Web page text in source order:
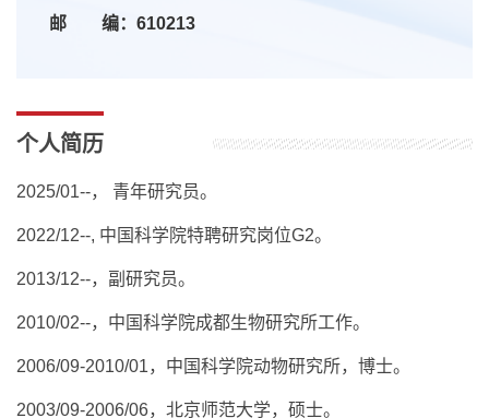
邮 编：610213
个人简历
2025/01--， 青年研究员。
2022/12--, 中国科学院特聘研究岗位G2。
2013/12--，副研究员。
2010/02--，中国科学院成都生物研究所工作。
2006/09-2010/01，中国科学院动物研究所，博士。
2003/09-2006/06，北京师范大学，硕士。